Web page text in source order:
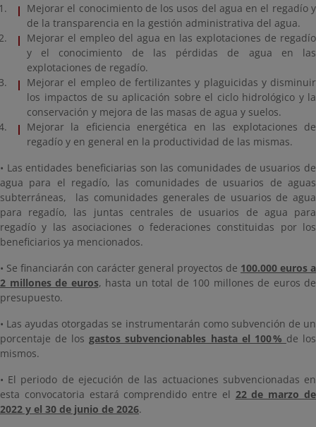
Mejorar el conocimiento de los usos del agua en el regadío y
de la transparencia en la gestión administrativa del agua.
Mejorar el empleo del agua en las explotaciones de regadío
y el conocimiento de las pérdidas de agua en las
explotaciones de regadío.
Mejorar el empleo de fertilizantes y plaguicidas y disminuir
los impactos de su aplicación sobre el ciclo hidrológico y la
conservación y mejora de las masas de agua y suelos.
Mejorar la eficiencia energética en las explotaciones de
regadío y en general en la productividad de las mismas.
• Las entidades beneficiarias son las comunidades de usuarios de
agua para el regadío, las comunidades de usuarios de aguas
subterráneas, las comunidades generales de usuarios de agua
para regadío, las juntas centrales de usuarios de agua para
regadío y las asociaciones o federaciones constituidas por los
beneficiarios ya mencionados.
• Se financiarán con carácter general proyectos de 100.000 euros a
2 millones de euros, hasta un total de 100 millones de euros de
presupuesto.
• Las ayudas otorgadas se instrumentarán como subvención de un
porcentaje de losgastos subvencionables hasta el 100 % de los
mismos.
• El periodo de ejecución de las actuaciones subvencionadas en
esta convocatoria estará comprendido entre el 22 de marzo de
2022 y el 30 de junio de 2026.